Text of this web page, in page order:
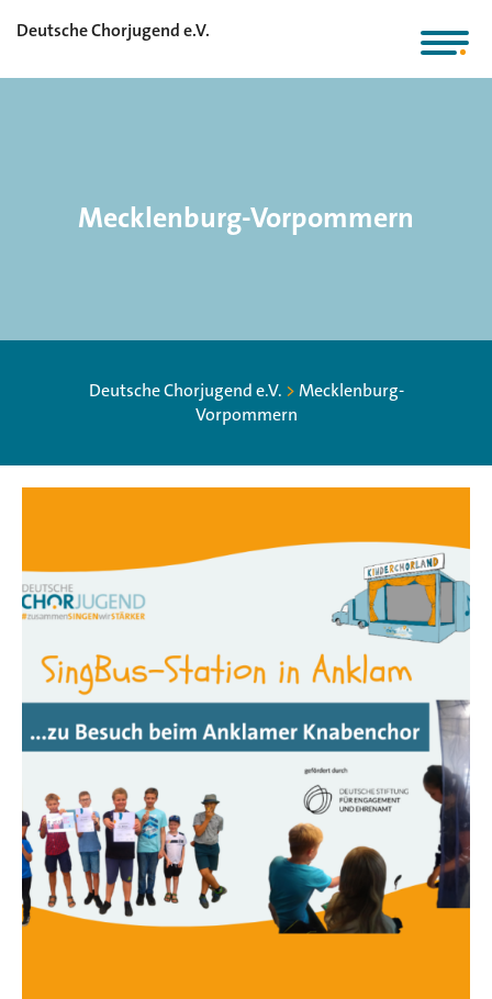
Deutsche Chorjugend e.V.
Mecklenburg-Vorpommern
Deutsche Chorjugend e.V. >Mecklenburg-
Vorpommern